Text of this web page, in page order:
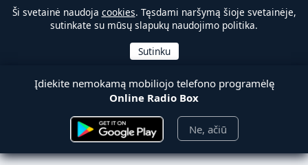
Ši svetainė naudoja cookies. Tęsdami naršymą šioje svetainėje,
sutinkate su mūsų slapukų naudojimo politika.
Įdiekite nemokamą mobiliojo telefono programėlę
Online Radio Box
Ne, ačiū